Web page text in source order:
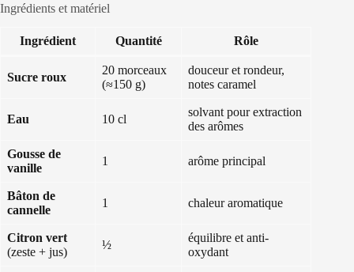
Ingrédients et matériel
Ingrédient Quantité Rôle
Sucre roux
20 morceaux
(≈150 g)
douceur et rondeur,
notes caramel
Eau 10 cl
solvant pour extraction
des arômes
Gousse de
vanille
1 arôme principal
Bâton de
cannelle
1 chaleur aromatique
Citron vert
(zeste + jus)
½
équilibre et anti-
oxydant